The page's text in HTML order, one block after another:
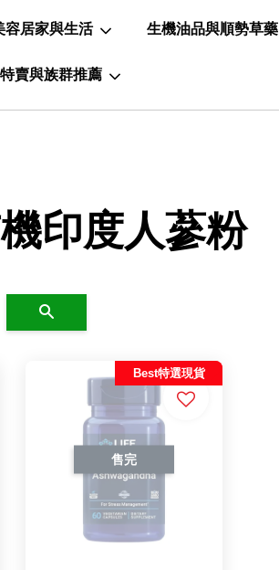
容居家與生活 生機油品與順勢草藥
特賣與族群推薦
印度人蔘粉
售完
Best特選現貨